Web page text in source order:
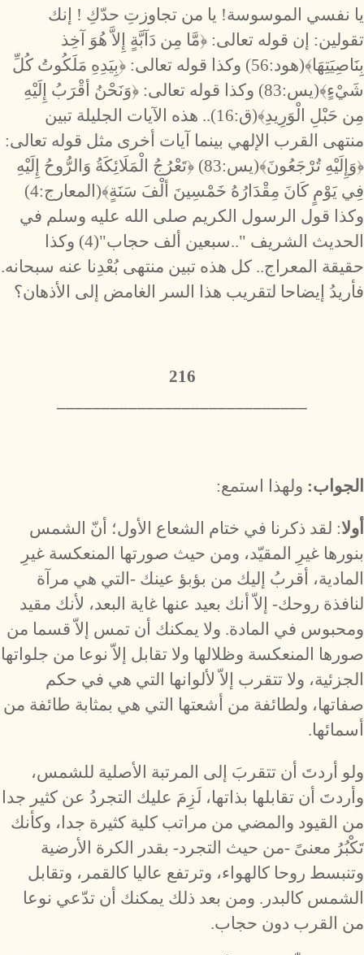
يا نفسي الموسوسة! يا من تجاوزتِ حدّكِ ! إنك
تقولين: إن قوله تعالى: ﴿مَّا مِن دَآبَّةٍ إِلاَّ هُوَ آخِذ
بِنَاصِيَتِهَا﴾(هود:56) وكذا قوله تعالى: ﴿بِيَدِهِ مَلَكُوتُ كُلِّ
شَيْءٍ﴾(يس:83) وكذا قوله تعالى: ﴿وَنَحْنُ أقْرَبُ إِلَيْهِ
مِن حَبْلِ الْوَرِيدِ﴾(ق:16).. هذه الآيات الجليلة تبين
منتهى القرب الإلهي بينما آيات أخرى مثل قوله تعالى:
﴿وَإِلَيْهِ تُرْجَعُونَ﴾(يس:83) ﴿تَعْرُجُ الْمَلَائِكَةُ وَالرُّوحُ إِلَيْهِ
فِي يَوْمٍ كَانَ مِقْدَارُهُ خَمْسِينَ ألْفَ سَنَةٍ﴾(المعارج:4)
وكذا قول الرسول الكريم صلى الله عليه وسلم في
الحديث الشريف "..سبعين ألف حجاب"(4) وكذا
حقيقة المعراج.. كل هذه تبين منتهى بُعْدِنا عنه سبحانه.
فأريدُ إيضاحا لتقريب هذا السر الغامض إلى الأذهان؟
216
الجواب: ولهذا استمع:
أولا: لقد ذكرنا في ختام الشعاع الأول؛ أنّ الشمس
بنورها غيرِ المقيّد، ومن حيث صورتها المنعكسة غيرِ
المادية، أقربُ إليك من بؤبؤ عينك -التي هي مرآة
لنافذة روحك- إلاّ أنك بعيد عنها غاية البعد، لأنك مقيد
ومحبوس في المادة. ولا يمكنك أن تمس إلاّ قسما من
صورها المنعكسة وظلالها ولا تقابل إلاّ نوعا من جلواتها
الجزئية، ولا تتقرب إلاّ لألوانها التي هي في حكم
صفاتها، ولطائفة من أشعتها التي هي بمثابة طائفة من
أسمائها.
ولو أردتَ أن تتقربَ إلى المرتبة الأصلية للشمس،
وأردتَ أن تقابلها بذاتها، لَزِمَ عليك التجردُ عن كثير جدا
من القيود والمضي من مراتب كلية كثيرة جدا، وكأنك
تَكْبُرُ معنىً -من حيث التجرد- بقدر الكرة الأرضية
وتنبسط روحا كالهواء، وترتفع عاليا كالقمر، وتقابل
الشمس كالبدر. ومن بعد ذلك يمكنك أن تدّعي نوعا
من القرب دون حجاب.